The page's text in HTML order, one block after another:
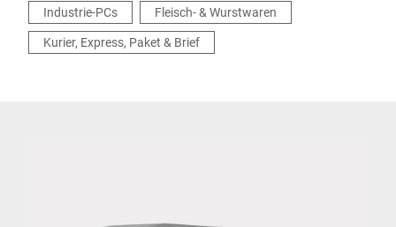
Industrie-PCs
Fleisch- & Wurstwaren
Kurier, Express, Paket & Brief